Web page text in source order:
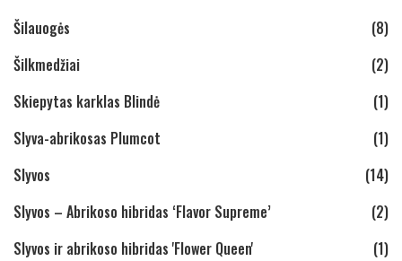
Šilauogės
(8)
Šilkmedžiai
(2)
Skiepytas karklas Blindė
(1)
Slyva-abrikosas Plumcot
(1)
Slyvos
(14)
Slyvos – Abrikoso hibridas ‘Flavor Supreme’
(2)
Slyvos ir abrikoso hibridas 'Flower Queen'
(1)